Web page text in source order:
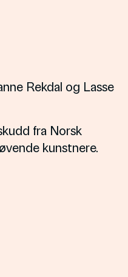
Rekdal og Lasse
fra Norsk
kunstnere.